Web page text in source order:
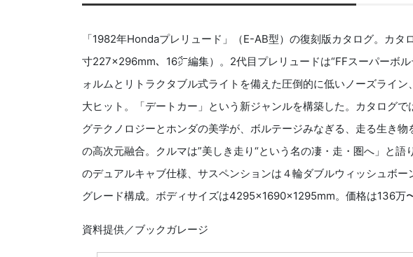
「1982年Hondaプレリュード」（E-AB型）の復刻版カタログ。カタ
寸227×296mm、16㌻編集）。2代目プレリュードは“FFスーパーボ
ォルムとリトラクタブル式ライトを備えた圧倒的に低いノーズライ
大ヒット。「デートカー」という新ジャンルを構築した。カタログ
グテクノロジーとホンダの美学が、ボルテージみなぎる、走る生き
の高次元融合。クルマは”美しき走り“という名の凄・走・圏へ」と語
のデュアルキャブ仕様、サスペンションは４輪ダブルウィッシュボ
グレード構成。ボディサイズは4295×1690×1295mm。価格は136万
資料提供／ブックガレージ